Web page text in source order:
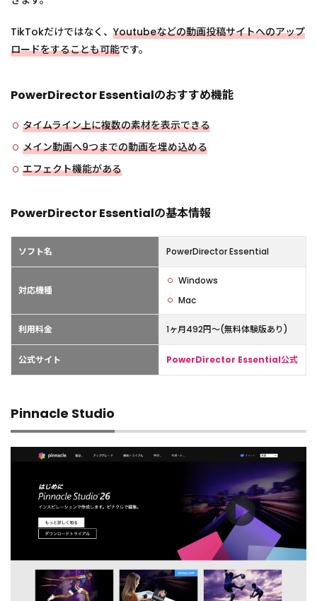
TikTokだけではなく、 Youtubeなどの動画投稿サイトへのアップ
ロードをすることも可能です。
PowerDirector Essentialのおすすめ機能
タイムライン上に複数の素材を表示できる
メイン動画へ9つまでの動画を埋め込める
エフェクト機能がある
PowerDirector Essentialの基本情報
ソフト名 PowerDirector Essential
対応機種
Windows
Mac
利用料金 1ヶ月492円〜(無料体験版あり)
公式サイト PowerDirector Essential公式
Pinnacle Studio